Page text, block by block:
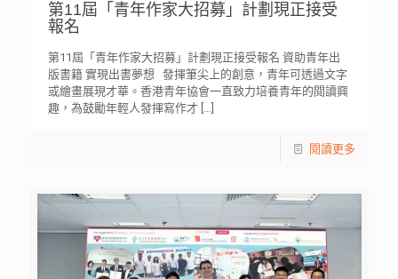
第11屆「青年作家大招募」計劃現正接受
報名
第11屆「青年作家大招募」計劃現正接受報名 資助青年出
版書籍 實現出書夢想 發揮筆尖上的創意，青年可透過文字
或繪畫展現才華。香港青年協會一直致力培養青年的閱讀興
趣，為鼓勵年輕人發揮寫作才[…]
閱讀更多